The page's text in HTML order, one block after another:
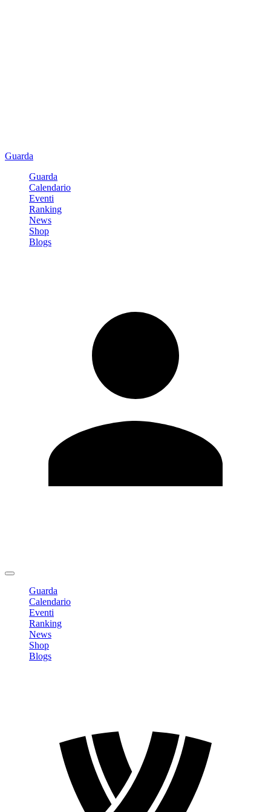
Guarda
Guarda
Calendario
Eventi
Ranking
News
Shop
Blogs
Guarda
Calendario
Eventi
Ranking
News
Shop
Blogs